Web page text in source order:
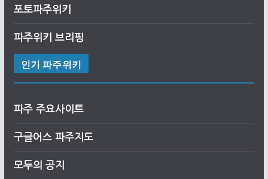
포토파주위키
파주위키 브리핑
인기 파주위키
파주 주요사이트
구글어스 파주지도
모두의 공지